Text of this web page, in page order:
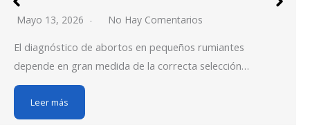
Mayo 13, 2026 No Hay Comentarios
El diagnóstico de abortos en pequeños rumiantes
depende en gran medida de la correcta selección…
Leer más